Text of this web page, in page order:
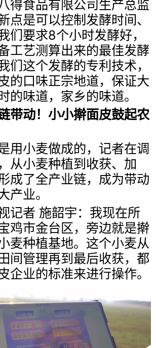
得食品有限公司生产总监
点是可以控制发酵时间、
们要求8个小时发酵好，
工艺测算出来的最佳发酵
们这个发酵的专利技术，
的口味正宗地道，保证大
的味道，家乡的味道。
带动！小小擀面皮鼓起农
用小麦做成的，记者在调
从小麦种植到收获、加
成了全产业链，成为带动
产业。
记者 施韶宇：我现在所
鸡市金台区，旁边就是擀
麦种植基地。这个小麦从
间管理再到最后收获，都
企业的标准来进行操作。